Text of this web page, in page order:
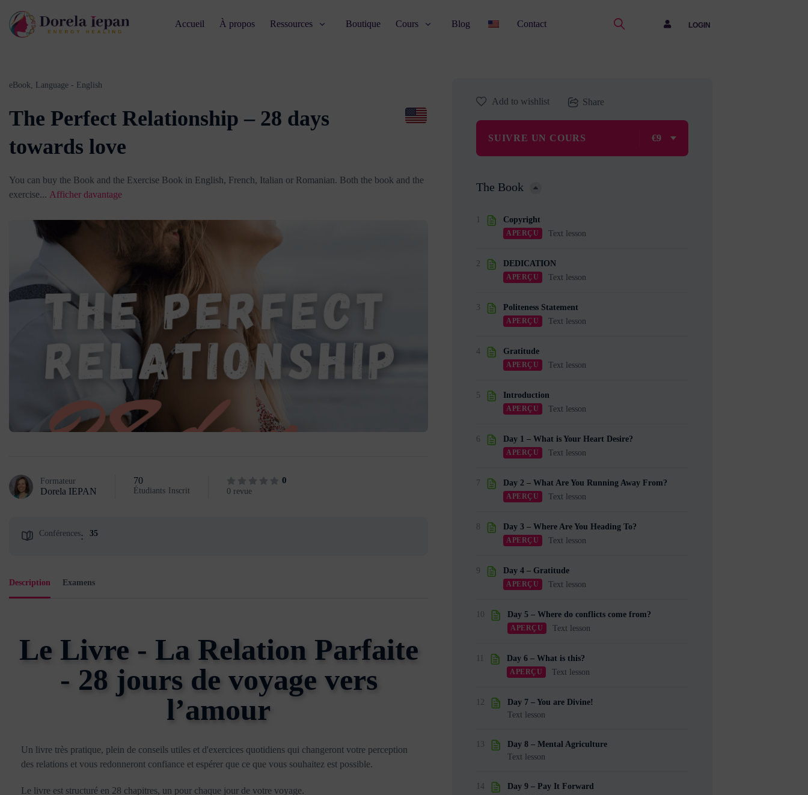
Accueil À propos Ressources Boutique Cours Blog Contact LOGIN
eBook, Language - English
The Perfect Relationship – 28 days
towards love
You can buy the Book and the Exercise Book in English, French, Italian or Romanian. Both the book and the
exercise... Afficher davantage
Formateur
Dorela IEPAN
70
Étudiants Inscrit
0
0 revue
Conférences: 35
Description Examens
Le Livre - La Relation Parfaite
- 28 jours de voyage vers
l’amour
Un livre très pratique, plein de conseils utiles et d'exercices quotidiens qui changeront votre perception
des relations et vous redonneront confiance et espérer que ce que vous souhaitez est possible.
Le livre est structuré en 28 chapitres, un pour chaque jour de votre voyage.
Add to wishlist Share
SUIVRE UN COURS €9
The Book
Copyright
APERÇU Text lesson
2 DEDICATION
APERÇU Text lesson
3 Politeness Statement
APERÇU Text lesson
4 Gratitude
APERÇU Text lesson
5 Introduction
APERÇU Text lesson
6 Day 1 – What is Your Heart Desire?
APERÇU Text lesson
7 Day 2 – What Are You Running Away From?
APERÇU Text lesson
8 Day 3 – Where Are You Heading To?
APERÇU Text lesson
9 Day 4 – Gratitude
APERÇU Text lesson
10 Day 5 – Where do conflicts come from?
APERÇU Text lesson
Day 6 – What is this?
APERÇU Text lesson
12
Day 7 – You are Divine!
Text lesson
13
Day 8 – Mental Agriculture
Text lesson
14
Day 9 – Pay It Forward